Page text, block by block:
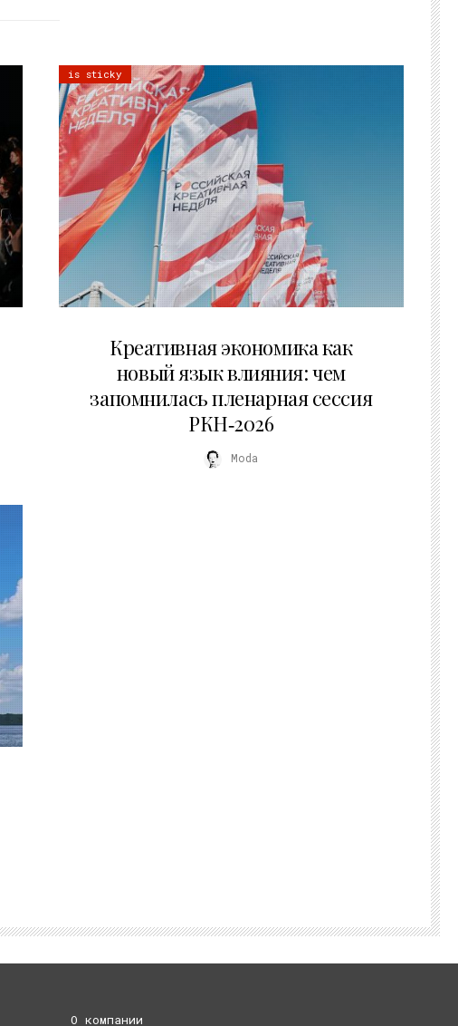
is sticky
Креативная экономика как
новый язык влияния: чем
запомнилась пленарная сессия
РКН‑2026
Moda
О компании